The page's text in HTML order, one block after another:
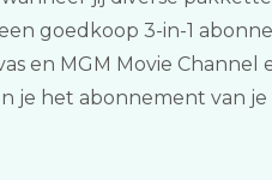
goedkoop 3-in-1
en MGM Movie
je het abonnement van